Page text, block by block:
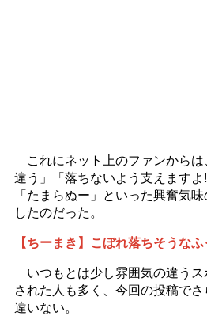
これにネット上のファンからは
違う」「落ちないよう支えますよ
「たまらぬー」といった興奮気
したのだった。
【ちーまき】こぼれ落ちそうな
いつもとは少し雰囲気の違うス
された人も多く、今回の投稿で
違いない。